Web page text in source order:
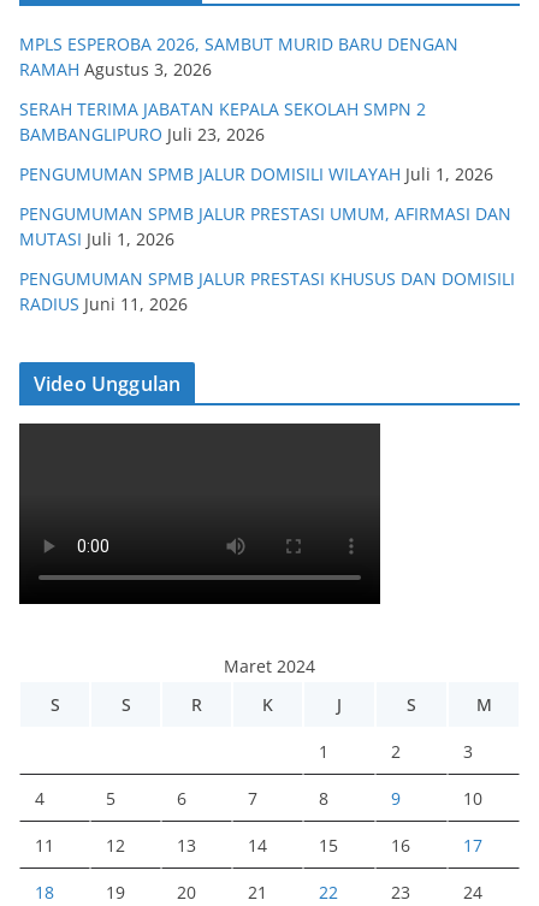
MPLS ESPEROBA 2026, SAMBUT MURID BARU DENGAN
RAMAH Agustus 3, 2026
SERAH TERIMA JABATAN KEPALA SEKOLAH SMPN 2
BAMBANGLIPURO Juli 23, 2026
PENGUMUMAN SPMB JALUR DOMISILI WILAYAH Juli 1, 2026
PENGUMUMAN SPMB JALUR PRESTASI UMUM, AFIRMASI DAN
MUTASI Juli 1, 2026
PENGUMUMAN SPMB JALUR PRESTASI KHUSUS DAN DOMISILI
RADIUS Juni 11, 2026
Video Unggulan
Maret 2024
S
S R K J S M
1 2 3
4 5 6 7 8 9 10
11 12 13 14 15 16 17
18 19 20 21 22 23 24